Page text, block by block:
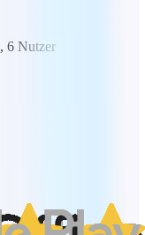
6 Nutzer